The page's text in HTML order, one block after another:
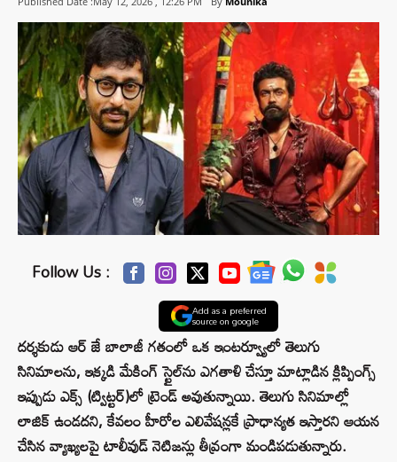
Follow Us :
Add as a preferred
source on google
దర్శకుడు ఆర్ జే బాలాజీ గతంలో ఒక ఇంటర్వ్యూలో తెలుగు
సినిమాలను, ఇక్కడి మేకింగ్ స్టైల్‌ను ఎగతాళి చేస్తూ మాట్లాడిన క్లిప్పింగ్స్
ఇప్పుడు ఎక్స్ (ట్విట్టర్)లో ట్రెండ్ అవుతున్నాయి. తెలుగు సినిమాల్లో
లాజిక్ ఉండదని, కేవలం హీరోల ఎలివేషన్లకే ప్రాధాన్యత ఇస్తారని ఆయన
చేసిన వ్యాఖ్యలపై టాలీవుడ్ నెటిజన్లు తీవ్రంగా మండిపడుతున్నారు.